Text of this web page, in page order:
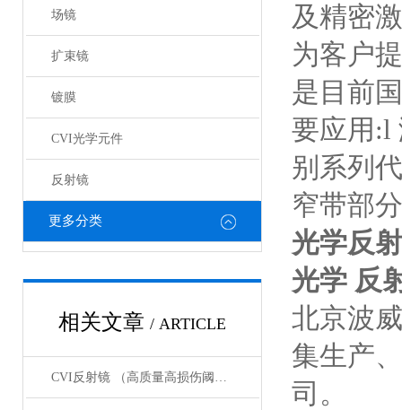
场镜
扩束镜
镀膜
CVI光学元件
反射镜
更多分类
相关文章 / ARTICLE
CVI反射镜 （高质量高损伤阈值反射镜）产品介绍
及精密
为客户
是目前
要应用:l
别系列
窄带部
光学反
光学 反
北京波
集生产
司。